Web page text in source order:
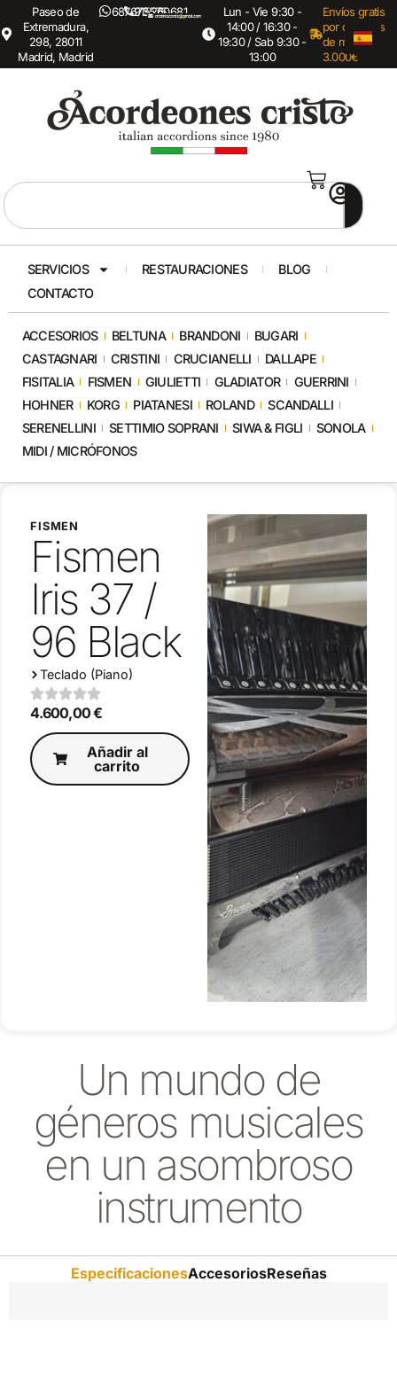
Paseo de
Extremadura,
298, 28011
Madrid, Madrid
687673575
915260681
Lun - Vie 9:30 -
14:00 / 16:30 -
19:30 / Sab 9:30 -
13:00
Envíos gratis
por compras
de mas de
3.000€
ACCESORIOS BELTUNA BRANDONI
BUGARI
CASTAGNARI
CRISTINI CRUCIANELLI
DALLAPE
FISITALIA
FISMEN GIULIETTI GLADIATOR
GUERRINI
HOHNER
KORG PIATANESI ROLAND
SCANDALLI
SERENELLINI
SETTIMIO SOPRANI SIWA & FIGLI
SONOLA
MIDI / MICRÓFONOS
SERVICIOS RESTAURACIONES
BLOG
CONTACTO
FISMEN
Fismen
Iris 37 /
96 Black
Teclado (Piano)
4.600,00€
Añadir al
carrito
Un mundo de
géneros musicales
en un asombroso
instrumento
EspecificacionesAccesoriosReseñas